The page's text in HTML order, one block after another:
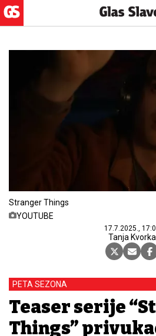
Stranger Things
YOUTUBE
17.7.2025.,
Tanja Kvorka
PETA SEZONA
Teaser serije
Things”